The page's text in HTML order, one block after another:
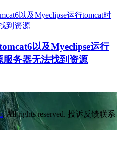
以及Myeclipse运行
服务器无法找到资源
. All rights reserved. 投诉反馈联系